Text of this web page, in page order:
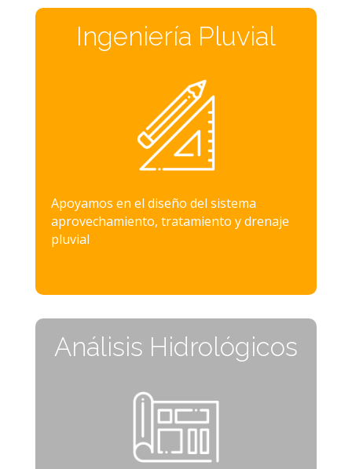
Ingeniería Pluvial
Apoyamos en el diseño del sistema
aprovechamiento, tratamiento y drenaje
pluvial
Análisis Hidrológicos